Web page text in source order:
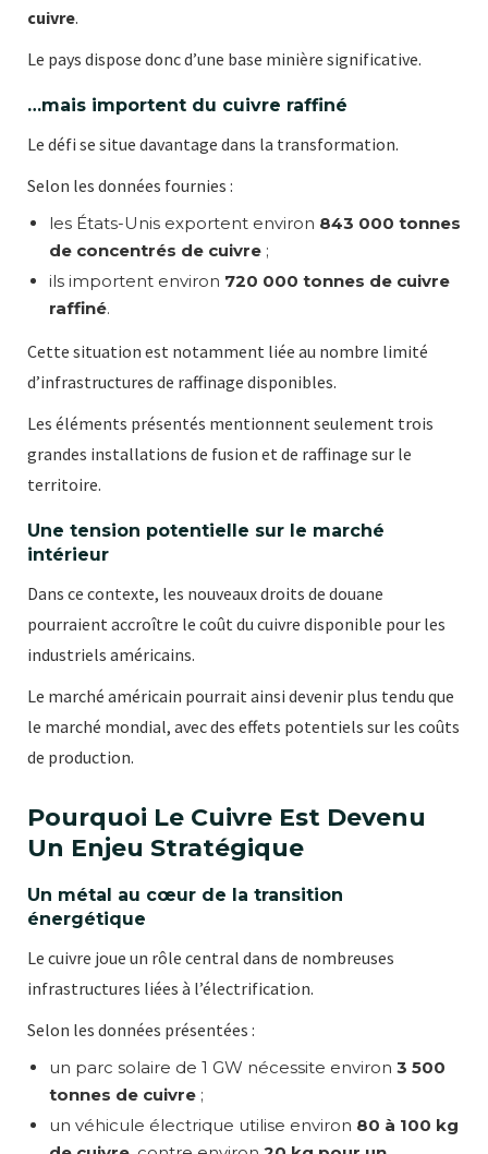
cuivre.
Le pays dispose donc d’une base minière significative.
…mais importent du cuivre raffiné
Le défi se situe davantage dans la transformation.
Selon les données fournies :
les États-Unis exportent environ 843 000 tonnes
de concentrés de cuivre ;
ils importent environ 720 000 tonnes de cuivre
raffiné.
Cette situation est notamment liée au nombre limité
d’infrastructures de raffinage disponibles.
Les éléments présentés mentionnent seulement trois
grandes installations de fusion et de raffinage sur le
territoire.
Une tension potentielle sur le marché
intérieur
Dans ce contexte, les nouveaux droits de douane
pourraient accroître le coût du cuivre disponible pour les
industriels américains.
Le marché américain pourrait ainsi devenir plus tendu que
le marché mondial, avec des effets potentiels sur les coûts
de production.
Pourquoi Le Cuivre Est Devenu
Un Enjeu Stratégique
Un métal au cœur de la transition
énergétique
Le cuivre joue un rôle central dans de nombreuses
infrastructures liées à l’électrification.
Selon les données présentées :
un parc solaire de 1 GW nécessite environ 3 500
tonnes de cuivre ;
un véhicule électrique utilise environ 80 à 100 kg